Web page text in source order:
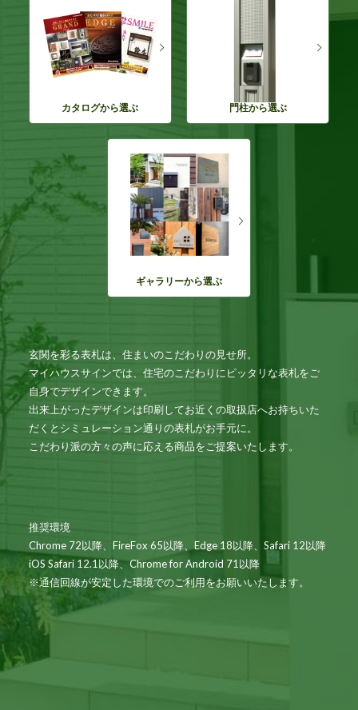
カタログから選ぶ 門柱から選ぶ
ギャラリーから選ぶ
玄関を彩る表札は、住まいのこだわりの見せ所。
マイハウスサインでは、住宅のこだわりにピッタリな表札をご
自身でデザインできます。
出来上がったデザインは印刷してお近くの取扱店へお持ちいた
だくとシミュレーション通りの表札がお手元に。
こだわり派の方々の声に応える商品をご提案いたします。
推奨環境
Chrome 72以降、FireFox 65以降、Edge 18以降、Safari 12以降
iOS Safari 12.1以降、Chrome for Android 71以降
※通信回線が安定した環境でのご利用をお願いいたします。